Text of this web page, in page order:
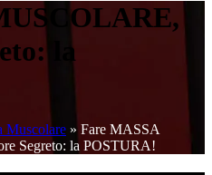
la
Muscolare » Fare MASSA
Segreto: la POSTURA!